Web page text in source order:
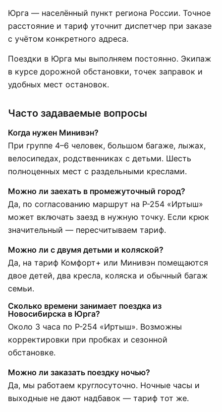
Юрга — населённый пункт региона России. Точное
расстояние и тариф уточнит диспетчер при заказе
с учётом конкретного адреса.
Поездки в Юрга мы выполняем постоянно. Экипаж
в курсе дорожной обстановки, точек заправок и
удобных мест остановок.
Часто задаваемые вопросы
Когда нужен Минивэн?
При группе 4–6 человек, большом багаже, лыжах,
велосипедах, родственниках с детьми. Шесть
полноценных мест с раздельными креслами.
Можно ли заехать в промежуточный город?
Да, по согласованию маршрут на Р-254 «Иртыш»
может включать заезд в нужную точку. Если крюк
значительный — пересчитываем тариф.
Можно ли с двумя детьми и коляской?
Да, на тариф Комфорт+ или Минивэн помещаются
двое детей, два кресла, коляска и обычный багаж
семьи.
Сколько времени занимает поездка из
Новосибирска в Юрга?
Около 3 часа по Р-254 «Иртыш». Возможны
корректировки при пробках и сезонной
обстановке.
Можно ли заказать поездку ночью?
Да, мы работаем круглосуточно. Ночные часы и
выходные не дают надбавок — тариф тот же.